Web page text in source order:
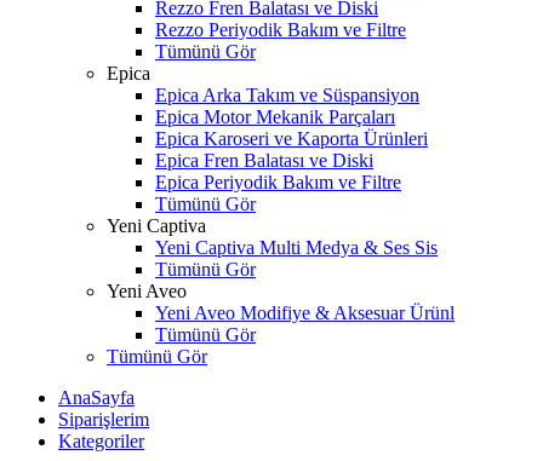
Rezzo Fren Balatası ve Diski
Rezzo Periyodik Bakım ve Filtre
Tümünü Gör
Epica
Epica Arka Takım ve Süspansiyon
Epica Motor Mekanik Parçaları
Epica Karoseri ve Kaporta Ürünleri
Epica Fren Balatası ve Diski
Epica Periyodik Bakım ve Filtre
Tümünü Gör
Yeni Captiva
Yeni Captiva Multi Medya & Ses Sis
Tümünü Gör
Yeni Aveo
Yeni Aveo Modifiye & Aksesuar Ürünl
Tümünü Gör
Tümünü Gör
AnaSayfa
Siparişlerim
Kategoriler